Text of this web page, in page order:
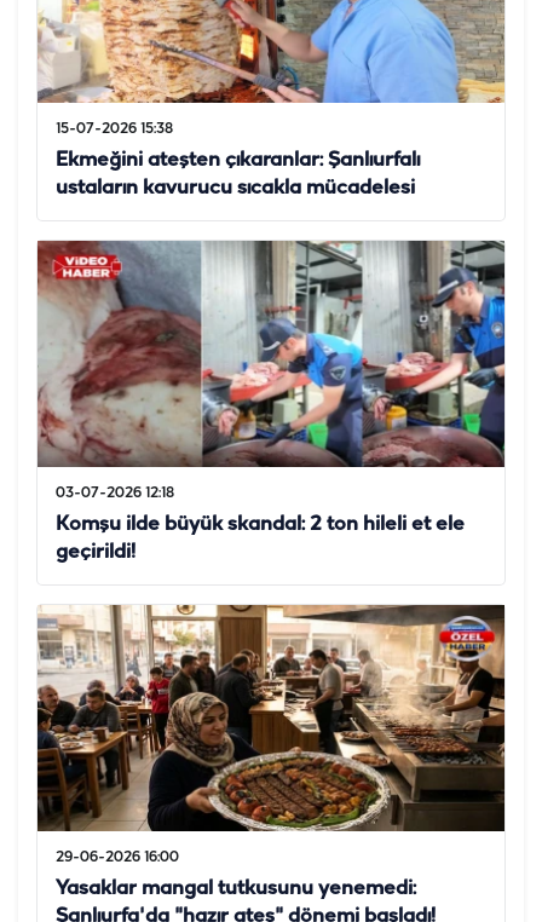
15-07-2026 15:38
Ekmeğini ateşten çıkaranlar: Şanlıurfalı
ustaların kavurucu sıcakla mücadelesi
03-07-2026 12:18
Komşu ilde büyük skandal: 2 ton hileli et ele
geçirildi!
29-06-2026 16:00
Yasaklar mangal tutkusunu yenemedi:
Şanlıurfa'da "hazır ateş" dönemi başladı!